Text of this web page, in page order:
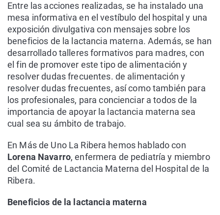
Entre las acciones realizadas, se ha instalado una
mesa informativa en el vestíbulo del hospital y una
exposición divulgativa con mensajes sobre los
beneficios de la lactancia materna. Además, se han
desarrollado talleres formativos para madres, con
el fin de promover este tipo de alimentación y
resolver dudas frecuentes. de alimentación y
resolver dudas frecuentes, así como también para
los profesionales, para concienciar a todos de la
importancia de apoyar la lactancia materna sea
cual sea su ámbito de trabajo.
En Más de Uno La Ribera hemos hablado con
Lorena Navarro, enfermera de pediatría y miembro
del Comité de Lactancia Materna del Hospital de la
Ribera.
Beneficios de la lactancia materna